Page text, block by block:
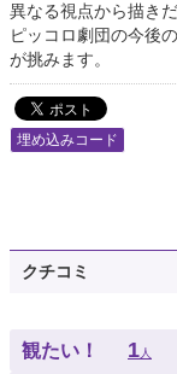
異なる視点から描き
ピッコロ劇団の今後
が挑みます。
埋め込みコード
クチコミ
観たい！ 1人